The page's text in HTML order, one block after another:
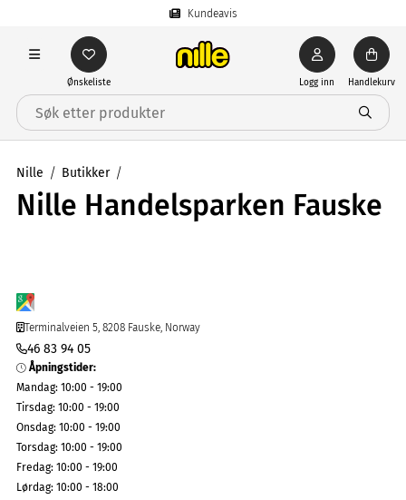
Kundeavis
Ønskeliste Logg inn Handlekurv
Nille Butikker
Nille Handelsparken Fauske
Terminalveien 5, 8208 Fauske, Norway
46 83 94 05
Åpningstider:
Mandag: 10:00 - 19:00
Tirsdag: 10:00 - 19:00
Onsdag: 10:00 - 19:00
Torsdag: 10:00 - 19:00
Fredag: 10:00 - 19:00
Lørdag: 10:00 - 18:00